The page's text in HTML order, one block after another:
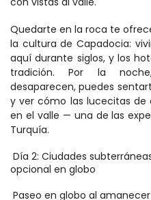
Quedarte en la roca te
la cultura de Capadocia:
aquí durante siglos, y los
tradición. Por la
desaparecen, puedes
y ver cómo las lucecitas de
en el valle — una de las
Turquía.
opcional en globo